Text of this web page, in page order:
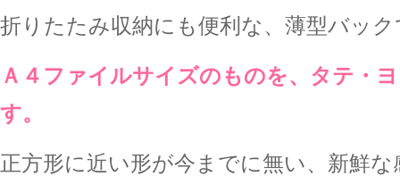
折りたたみ収納にも便利な、薄型バッ
Ａ４ファイルサイズのものを、タテ・
す。
正方形に近い形が今までに無い、新鮮